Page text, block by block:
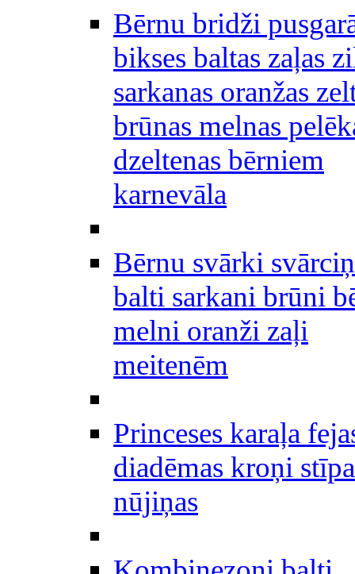
Bērnu bridži
bikses baltas zaļas
sarkanas oranžas
brūnas melnas
dzeltenas bērniem
karnevāla
Bērnu svārki
balti sarkani brūni
melni oranži zaļi
meitenēm
Princeses karaļa
diadēmas kroņi
nūjiņas